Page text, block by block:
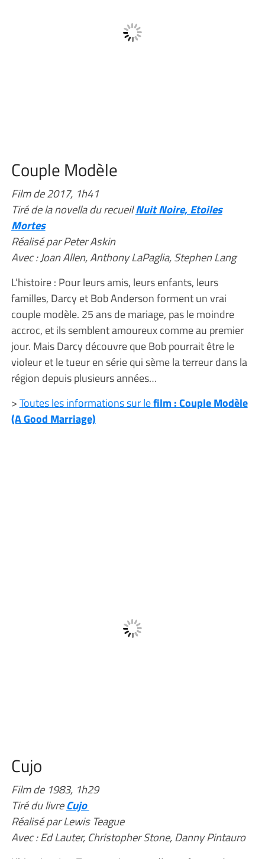
Couple Modèle
Film de 2017, 1h41
Tiré de la novella du recueilNuit Noire, Etoiles
Mortes
Réalisé par Peter Askin
Avec : Joan Allen, Anthony LaPaglia, Stephen Lang
L’histoire : Pour leurs amis, leurs enfants, leurs
familles, Darcy et Bob Anderson forment un vrai
couple modèle. 25 ans de mariage, pas le moindre
accroc, et ils semblent amoureux comme au premier
jour. Mais Darcy découvre que Bob pourrait être le
violeur et le tueur en série qui sème la terreur dans la
région depuis plusieurs années…
>Toutes les informations sur lefilm : Couple Modèle
(A Good Marriage)
Cujo
Film de 1983, 1h29
Tiré du livreCujo
Réalisé par Lewis Teague
Avec : Ed Lauter, Christopher Stone, Danny Pintauro